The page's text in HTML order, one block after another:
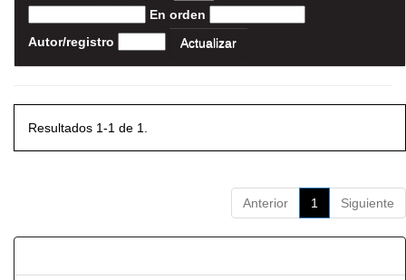
En orden
Autor/registro
Resultados 1-1 de 1.
Anterior 1 Siguiente